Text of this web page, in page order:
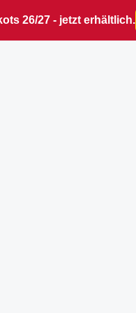
26/27 - jetzt erhältlich.